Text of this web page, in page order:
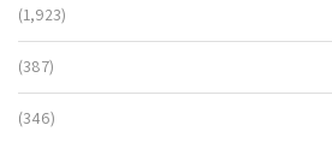
(1,923)
(387)
(346)